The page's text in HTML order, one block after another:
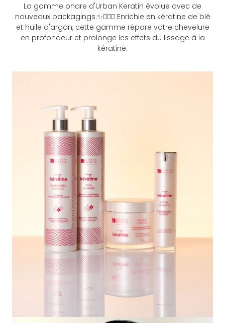
La gamme phare d'Urban Keratin évolue avec de
nouveaux packagings.✨💁🏽‍♀️ Enrichie en kératine de blé
et huile d'argan, cette gamme répare votre chevelure
en profondeur et prolonge les effets du lissage à la
kératine.